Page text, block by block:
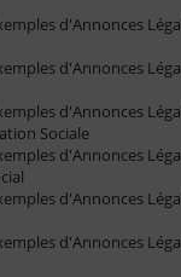
d'Annonces
d'Annonces
d'Annonces
Sociale
d'Annonces
d'Annonces
d'Annonces